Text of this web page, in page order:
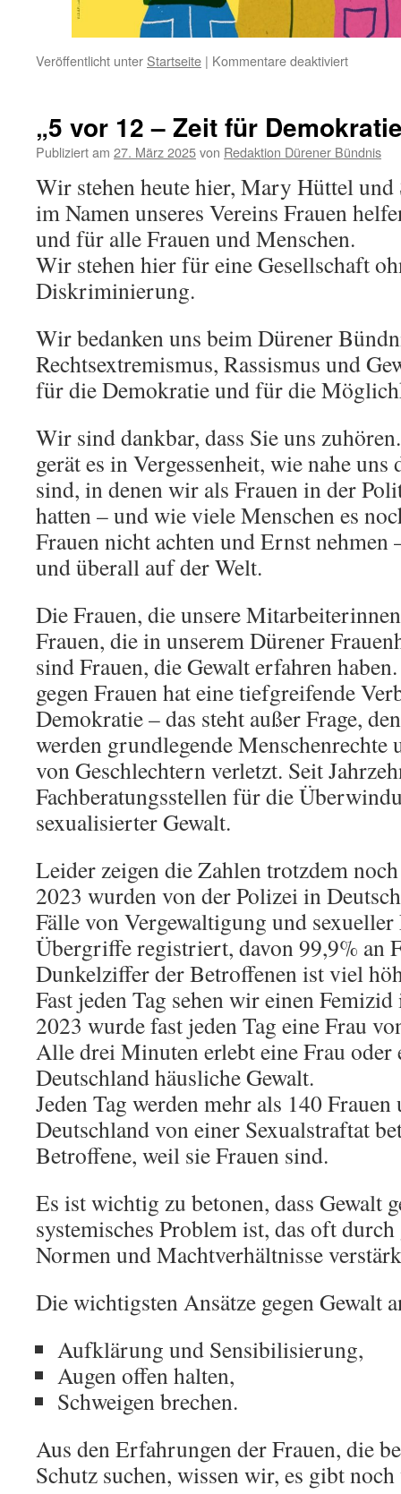
Veröffentlicht unter Startseite | Kommentare deaktiviertfür
vor
zwölf
Zeit
für
starten
wieder
ab
11.55
Uhr
auf
dem
Düren
„5 vor 12 – Zeit für
Publiziert am 27. März 2025von Redaktion Dürener Bündnis
Wir stehen heute hier, Mary Hüttel und
im Namen unseres Vereins Frauen
und für alle Frauen und Menschen.
Wir stehen hier für eine Gesellschaft
Diskriminierung.
Wir bedanken uns beim Dürener
Rechtsextremismus, Rassismus und
für die Demokratie und für die
Wir sind dankbar, dass Sie uns
gerät es in Vergessenheit, wie nahe
sind, in denen wir als Frauen in der
hatten – und wie viele Menschen es
Frauen nicht achten und Ernst nehmen
und überall auf der Welt.
Die Frauen, die unsere
Frauen, die in unserem Dürener
sind Frauen, die Gewalt erfahren
gegen Frauen hat eine tiefgreifende
Demokratie – das steht außer Frage,
werden grundlegende
von Geschlechtern verletzt. Seit
Fachberatungsstellen für die
sexualisierter Gewalt.
Leider zeigen die Zahlen trotzdem
2023 wurden von der Polizei in
Fälle von Vergewaltigung und
Übergriffe registriert, davon 99,9% an
Dunkelziffer der Betroffenen ist viel
Fast jeden Tag sehen wir einen
2023 wurde fast jeden Tag eine Frau
Alle drei Minuten erlebt eine Frau oder
Deutschland häusliche Gewalt.
Jeden Tag werden mehr als 140
Deutschland von einer Sexualstraftat
Betroffene, weil sie Frauen sind.
Es ist wichtig zu betonen, dass Gewalt
systemisches Problem ist, das oft
Normen und Machtverhältnisse
Die wichtigsten Ansätze gegen Gewalt
Aufklärung und Sensibilisierung,
Augen offen halten,
Schweigen brechen.
Aus den Erfahrungen der Frauen, die
Schutz suchen, wissen wir, es gibt